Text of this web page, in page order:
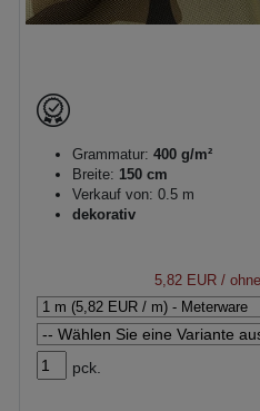
Grammatur: 400 g/m²
Breite: 150 cm
Verkauf von: 0.5 m
dekorativ
5,82 EUR/
pck.